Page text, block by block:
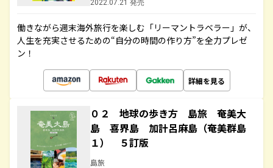
2022.07.21 発売
働きながら週末海外旅行を楽しむ「リーマントラベラー」が、
人生を充実させるための“自分の時間の作り方”を全力プレゼ
ン！
詳細を見る
０２ 地球の歩き方 島旅 奄美大
島 喜界島 加計呂麻島（奄美群島
１） ５訂版
島旅